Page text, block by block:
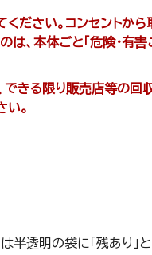
ださい。コンセントから
、本体ごと「危険・有害
できる限り販売店等の回
い。
半透明の袋に「残あり」